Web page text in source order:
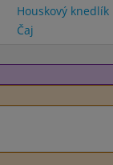
Houskový knedlík
Čaj